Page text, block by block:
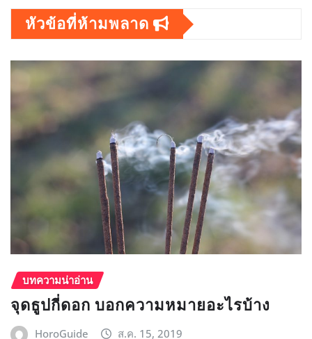
หัวข้อที่ห้ามพลาด
บทความน่าอ่าน
จุดธูปกี่ดอก บอกความหมายอะไรบ้าง
HoroGuide ส.ค. 15, 2019